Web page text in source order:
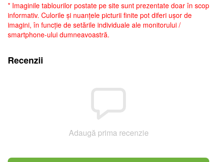
* Imaginile tablourilor postate pe site sunt prezentate doar în scop
informativ. Culorile și nuanțele picturii finite pot diferi ușor de
imagini, în funcție de setările individuale ale monitorului /
smartphone-ului dumneavoastră.
Recenzii
Adaugă prima recenzie